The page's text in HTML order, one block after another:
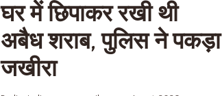
घर में छिपाकर रखी थी
अबैध शराब, पुलिस ने पकड़ा
जखीरा